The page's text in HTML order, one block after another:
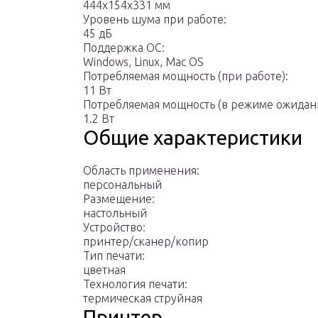
444x154x331 мм
Уровень шума при работе:
45 дБ
Поддержка ОС:
Windows, Linux, Mac OS
Потребляемая мощность (при работе):
11 Вт
Потребляемая мощность (в режиме
1.2 Вт
Общие характеристики
Область применения:
персональный
Размещение:
настольный
Устройство:
принтер/сканер/копир
Тип печати:
цветная
Технология печати:
термическая струйная